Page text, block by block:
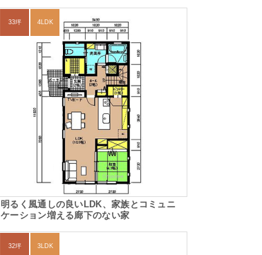
33坪 4LDK
明るく風通しの良いLDK、家族とコミュニ
ケーション増える廊下のない家
32坪 3LDK